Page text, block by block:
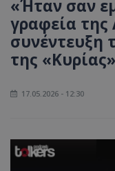
«Ήταν σαν
γραφεία της
συνέντευξη
της
17.05.2026 - 12:30